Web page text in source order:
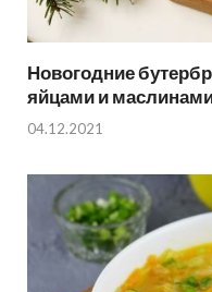
Новогодние
яйцами и
04.12.2021